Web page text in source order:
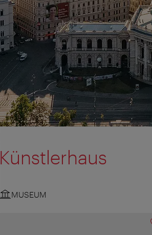
Künstlerhaus
MUSEUM